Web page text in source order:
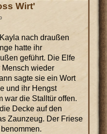
Wirt'
nach draußen
hatte ihr
geführt. Die Elfe
wieder
sagte sie ein Wort
und ihr Hengst
war die Stalltür offen.
Decke auf den
Zaunzeug. Der Friese